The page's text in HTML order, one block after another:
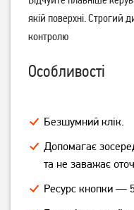
Миша Logitech M170
569
якій поверхні. Строгий
контролю
Особливості
Безшумний клік.
Допомагає
та не заважає
Ресурс кнопки —